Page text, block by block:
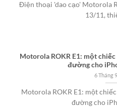
Điện thoại 'dao cạo' Motorola
13/11,
Motorola ROKR E1: một
đường cho
6 Tháng
Motorola ROKR E1: một
đường cho